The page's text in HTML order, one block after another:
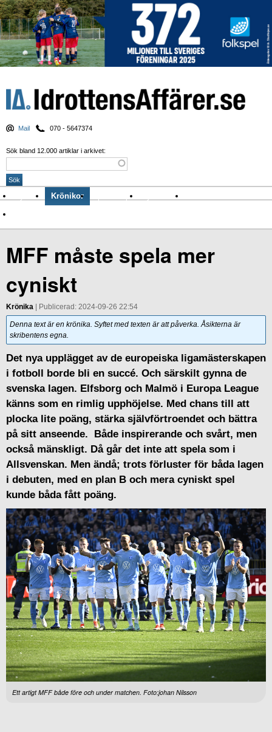
Mail 070 - 5647374
Sök bland 12.000 artiklar i arkivet:
Nyheter Krönikor Sport & spel Nyhetsbrev
MFF måste spela mer
cyniskt
Krönika | Publicerad: 2024-09-26 22:54
Denna text är en krönika. Syftet med texten är att påverka. Åsikterna är
skribentens egna.
Det nya upplägget av de europeiska ligamästerskapen
i fotboll borde bli en succé. Och särskilt gynna de
svenska lagen. Elfsborg och Malmö i Europa League
känns som en rimlig upphöjelse. Med chans till att
plocka lite poäng, stärka självförtroendet och bättra
på sitt anseende. Både inspirerande och svårt, men
också mänskligt. Då går det inte att spela som i
Allsvenskan. Men ändå; trots förluster för båda lagen
i debuten, med en plan B och mera cyniskt spel
kunde båda fått poäng.
Ett artigt MFF både före och under matchen. Foto:johan Nilsson